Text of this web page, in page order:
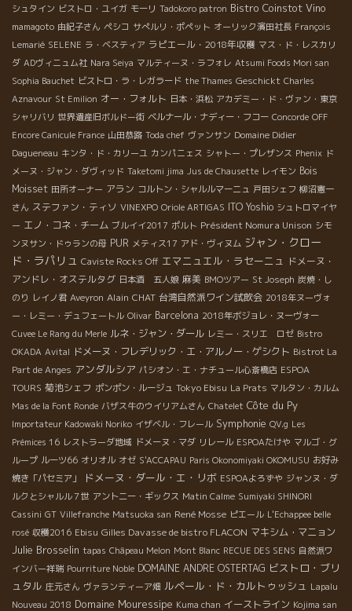
シュタイン ビストロ・ユイガ モーリ Tadokoro patron Bistro Coinstot Vino
mamagoto 由紀子さん ペシコ サぺルリ・ポペット オーリック濱田社長 François
Lemarié SELENE ラ・ベスティア ラピエール・2018年収穫 マス・ド・レスカリ
ダ ADヴィニュム社 Nara Seiya マルティーヌ・ラフォレ Atsumi Foods Mori san
Sophia Bauchet ビストロ・ラ・レガラード the Thames Geschickt Charles
Aznavour St Emilion オー・フォルト 日本・浜松 アカデミー・ド・ヴァン・東京
シャリバリ 世界遺産旧ボルドー街 ベルナール・ナディー・フコー Concorde OFF
Encore Canicule France 山田恭路 Toda chef ヴァンサン Domaine Didier
Dagueneau キンタ・ド・カリーユ カンパニェス シャトー・プレザンス Phenix ド
メーヌ・ジャン・ダヴィッド Taketomi jima Jus de Chausette レイモン Bois
Moisset 田所オーナー アラン コルトン・シャルルマーニュ 戸田シェフ 柳沼憲一
さん ステファン・ティソ VINEXPO Oriole ARTIGAS ITO Yoshio シュトロマイヤ
ー エノ・コネ・チーム ブルイイ2017 ポルト Président Nomura Unison シモ
ンヌサン・ドゥランの母 PUR メティス17 アド・ヴィヌム ジャン・クロー
ド・ラパリュ Caviste Rocks Off エマニュエル・ラセーニュ ドメーヌ・
アンドレ・オステルタグ 日本酒 五人娘 麻美 BMOツアー St Joseph 炭焼・し
のり レイノ君 Aveyron Alain CHAT 台湾自然派ワイン試飲会 2018年ヌーヴォ
ー・レミー・デュフェートル Olivar Barcelona 2018年ボジョレ・ヌーヴォー
Cuvee Le Rang du Merle ルネ・ジャン・ダール レミー・スリエ ロゼ Bistro
OKADA Avital ドメーヌ・フレデリック・エ・アルノー・ゲシクト Bistrot La
Part de Anges アンダルシア パシオン・エ・ナチュール心斎橋店 ESPOA
TOURS 菊池シェフ ポンポン・ルージュ Tokyo Ebisu La Prats マルタン・カルム
Mas de la Font Ronde バザス牛のウイリアムさん Chatelet Côte du Py
Importateur Kadowaki Noriko イザベル・フレール Symphonie QV.g Les
Prémices 16 レストラーダ地域 ドメーヌ・マダ リレール ESPOAたけや マルゴ・グ
ループ ルーツ66 オリオル オゼ S'ACCAPAU Paris Okonomiyaki OKOMUSU お好み
焼き「パセミア」
ドメーヌ・ダール・エ・リボ ESPOAよろずや ジャンヌ・ダ
ルクとシャルル７世 アントニー・ギックス Matin Calme Sumiyaki SHINORI
Cassini GT Villefranche Matsuoka san René Mosse ピエール L'Echappee belle
rosé 収穫2016 Ebisu Gilles Davasse de bistro FLACON マキシム・マニョン
Julie Brosselin tapas Châpeau Melon Mont Blanc RECUE DES SENS 自然派ワ
インバー祥瑞 Pourriture Noble DOMAINE ANDRE OSTERTAG ビストロ・ブリ
ュタル 庄元さん ヴァランティーア畑 ルペール・ド・カルトゥッシュ Lapalu
Nouveau 2018 Domaine Mouressipe Kuma chan イーストライン Kojima san